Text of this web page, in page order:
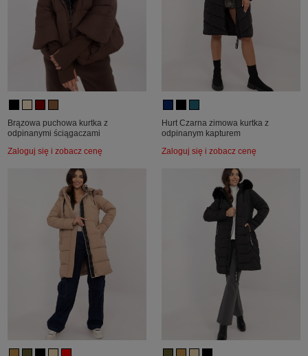
Brązowa puchowa kurtka z
odpinanymi ściągaczami
Zaloguj się i zobacz cenę
Hurt Czarna zimowa kurtka z
odpinanym kapturem
Zaloguj się i zobacz cenę